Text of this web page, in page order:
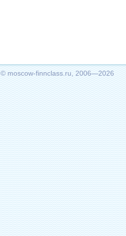
© moscow-finnclass.ru, 2006—2026